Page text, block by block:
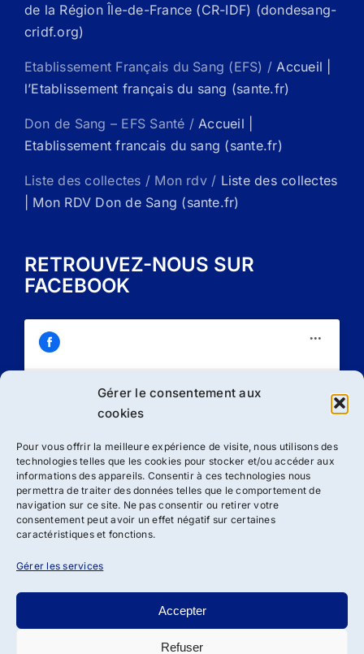
Gérer le consentement aux
cookies
Pour vous offrir la meilleure expérience de visite, nous utilisons des
technologies telles que les cookies pour stocker et/ou accéder aux
informations des appareils. Consentir à ces technologies nous
permettra de traiter des données telles que le comportement de
navigation sur ce site. Ne pas consentir ou retirer votre
consentement peut avoir un effet négatif sur certaines
caractéristiques et fonctions.
Gérer les services
Accepter
Refuser
de la Région Île-de-France (CR-IDF) (dondesang-
cridf.org)
Etablissement Français du Sang (EFS) /Accueil |
l’Etablissement français du sang (sante.fr)
Don de Sang – EFS Santé /Accueil |
Etablissement francais du sang (sante.fr)
Liste des collectes / Mon rdv / Liste des collectes
| Mon RDV Don de Sang (sante.fr)
RETROUVEZ-NOUS SUR
FACEBOOK
Cliquez sur « J’accepte » pour activer
J’accepte